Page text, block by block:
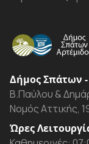
Δήμος Σπάτων -
Β.Παύλου &
Νομός Αττικής,
Ώρες